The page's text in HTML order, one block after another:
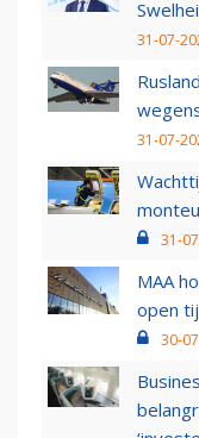
31-07-
31-07-
31-
MAA
open
30-